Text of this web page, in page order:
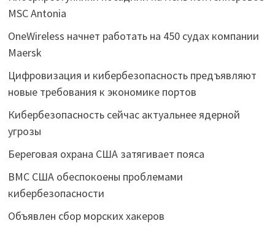
MSC Antonia
OneWireless начнет работать на 450 судах компании
Maersk
Цифровизация и кибербезопасность предъявляют
новые требования к экономике портов
Кибербезопасность сейчас актуальнее ядерной
угрозы
Береговая охрана США затягивает пояса
ВМС США обеспокоены проблемами
кибербезопасности
Объявлен сбор морских хакеров